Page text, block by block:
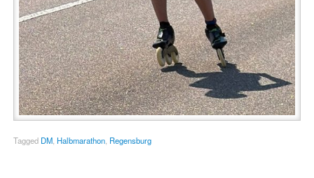
Tagged DM, Halbmarathon, Regensburg